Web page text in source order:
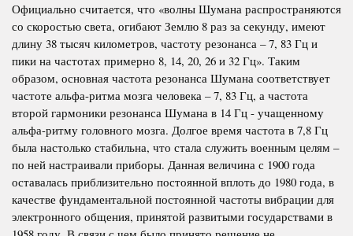
Официально считается, что «волны Шумана распространяются
со скоростью света, огибают Землю 8 раз за секунду, имеют
длину 38 тысяч километров, частоту резонанса – 7, 83 Гц и
пики на частотах примерно 8, 14, 20, 26 и 32 Гц». Таким
образом, основная частота резонанса Шумана соответствует
частоте альфа-ритма мозга человека – 7, 83 Гц, а частота
второй гармоники резонанса Шумана в 14 Гц - учащенному
альфа-ритму головного мозга. Долгое время частота в 7,8 Гц
была настолько стабильна, что стала служить военным целям –
по ней настраивали приборы. Данная величина с 1900 года
оставалась приблизительно постоянной вплоть до 1980 года, в
качестве фундаментальной постоянной частоты вибрации для
электронного общения, принятой развитыми государствами в